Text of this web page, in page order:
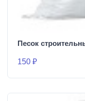
Песок
150 ₽